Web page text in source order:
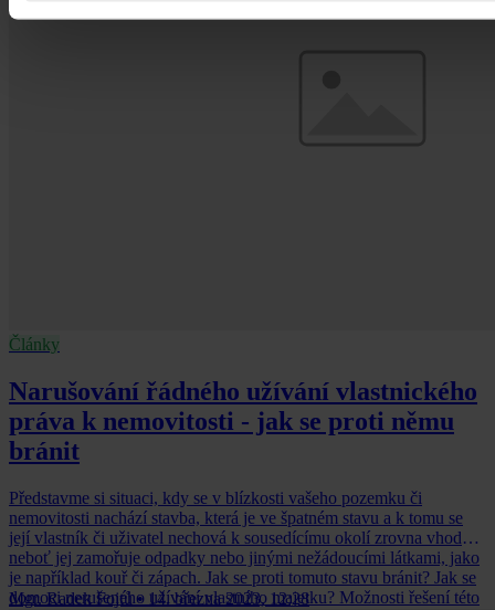
Články
Narušování řádného užívání vlastnického
práva k nemovitosti - jak se proti němu
bránit
Představme si situaci, kdy se v blízkosti vašeho pozemku či
nemovitosti nachází stavba, která je ve špatném stavu a k tomu se
její vlastník či uživatel nechová k sousedícímu okolí zrovna vhodně,
neboť jej zamořuje odpadky nebo jinými nežádoucími látkami, jako
je například kouř či zápach. Jak se proti tomuto stavu bránit? Jak se
domoci nerušeného užívání vlastního majetku? Možnosti řešení této
Mgr. Radek Fojtů • 14. března 2023, 12:28